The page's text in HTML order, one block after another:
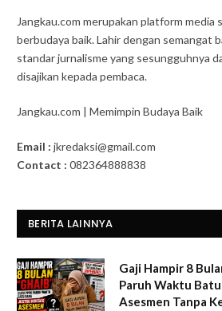
Jangkau.com merupakan platform media
berbudaya baik. Lahir dengan semangat
standar jurnalisme yang sesungguhnya
disajikan kepada pembaca.
Jangkau.com | Memimpin Budaya Baik
Email : jkredaksi@gmail.com
Contact : 082364888838
BERITA LAINNYA
Gaji Hampir 8
Paruh Waktu
Asesmen Tanpa